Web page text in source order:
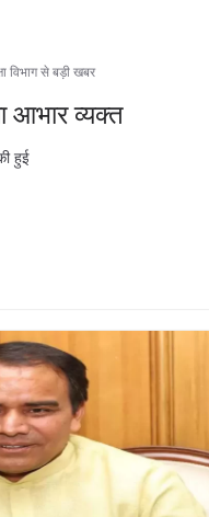
विभाग से बड़ी खबर
आभार व्यक्त
हुई